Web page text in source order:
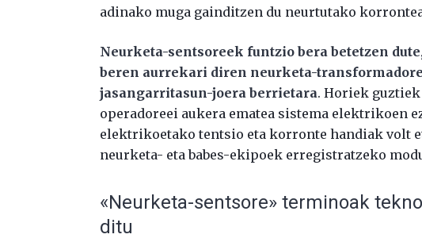
adinako muga gainditzen du neurtutako
Neurketa-sentsoreek funtzio bera betetzen
beren aurrekari diren neurketa-
jasangarritasun-joera berrietara. Horiek guztiek
operadoreei aukera ematea sistema elektrikoen
elektrikoetako tentsio eta korronte handiak volt
neurketa- eta babes-ekipoek erregistratzeko
«Neurketa-sentsore» terminoak
ditu